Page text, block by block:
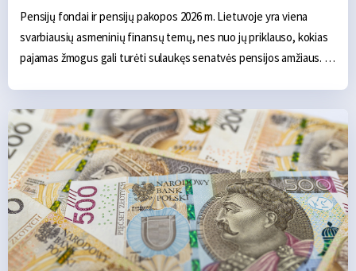
Pensijų fondai ir pensijų pakopos 2026 m. Lietuvoje yra viena
svarbiausių asmeninių finansų temų, nes nuo jų priklauso, kokias
pajamas žmogus gali turėti sulaukęs senatvės pensijos amžiaus.
savanoriško kaupimo.